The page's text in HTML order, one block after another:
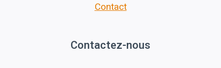
Contact
Contactez-nous